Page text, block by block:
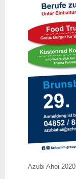
Azubi Ahoi 2020